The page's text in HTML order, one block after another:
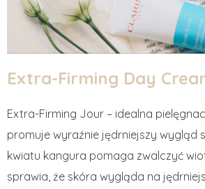
Extra-Firming Day
Extra-Firming Jour – idealna
promuje wyraźnie jędrniejszy wygląd
kwiatu kangura pomaga zwalczyć
sprawia, że skóra wygląda na